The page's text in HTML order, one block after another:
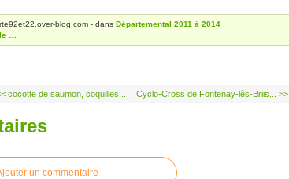
blog.com - dans Départemental 2011 à 2014
cocotte de saumon, coquilles... Cyclo-Cross de Fontenay-lès-Briis... >>
un commentaire